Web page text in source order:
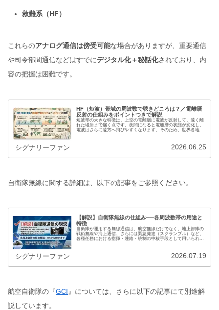
救難系（HF）
これらのアナログ通信は傍受可能な場合がありますが、重要通信
や司令部間通信などはすでにデジタル化＋秘話化されており、内
容の把握は困難です。
HF（短波）帯域の周波数で聴きどころは？／電離層
反射の仕組みをポイントつきで解説
短波帯の大きな特徴は、上空の電離層に電波が反射して、遠く離
れた場所まで届く点です。夜間になると電離層の状態が変化し、
電波はさらに遠方へ飛びやすくなります。そのため、世界各地の
シグナリーファン 2026.06.25
自衛隊無線に関する詳細は、以下の記事をご参照ください。
【解説】自衛隊無線の仕組み──各周波数帯の用途と
特徴
自衛隊が運用する無線通信は、航空無線だけでなく、地上部隊の
戦術無線や海上通信、さらには緊急発進（スクランブル）など、
各種任務における指揮・連絡・統制の中核手段として用いられて
シグナリーファン 2026.07.19
航空自衛隊の『GCI 』については、さらに以下の記事にて別途解
説しています。